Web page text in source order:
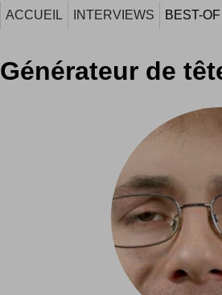
ACCUEIL INTERVIEWS BEST-OF
Générateur de